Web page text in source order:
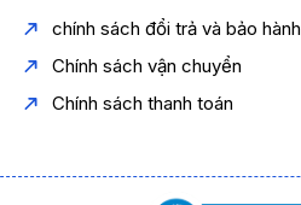
chính sách đổi trả và bảo hành
Chính sách vận chuyển
Chính sách thanh toán